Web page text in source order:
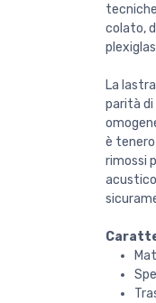
colato,
La
parità di
è
rimossi